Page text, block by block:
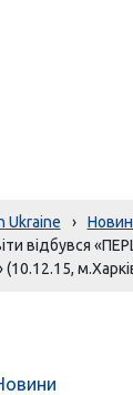
Ukraine ›
відбувся